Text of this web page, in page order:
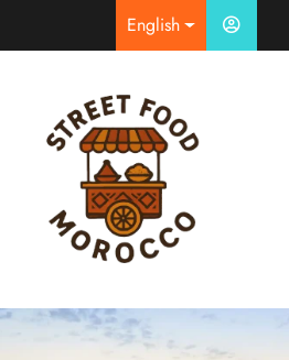
English